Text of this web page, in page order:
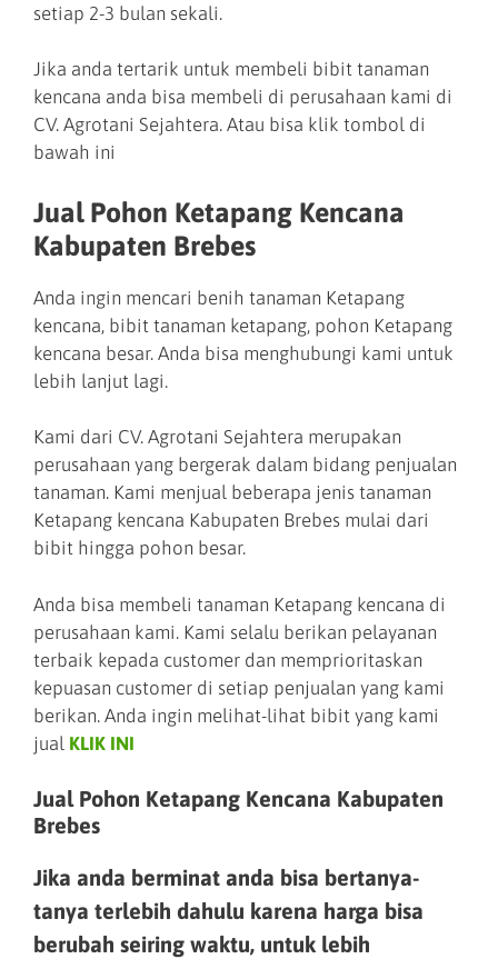
setiap 2-3 bulan sekali.
Jika anda tertarik untuk membeli bibit tanaman
kencana anda bisa membeli di perusahaan kami di
CV. Agrotani Sejahtera. Atau bisa klik tombol di
bawah ini
Jual Pohon Ketapang Kencana
Kabupaten Brebes
Anda ingin mencari benih tanaman Ketapang
kencana, bibit tanaman ketapang, pohon Ketapang
kencana besar. Anda bisa menghubungi kami untuk
lebih lanjut lagi.
Kami dari CV. Agrotani Sejahtera merupakan
perusahaan yang bergerak dalam bidang penjualan
tanaman. Kami menjual beberapa jenis tanaman
Ketapang kencana Kabupaten Brebes mulai dari
bibit hingga pohon besar.
Anda bisa membeli tanaman Ketapang kencana di
perusahaan kami. Kami selalu berikan pelayanan
terbaik kepada customer dan memprioritaskan
kepuasan customer di setiap penjualan yang kami
berikan. Anda ingin melihat-lihat bibit yang kami
jual KLIK INI
Jual Pohon Ketapang Kencana Kabupaten
Brebes
Jika anda berminat anda bisa bertanya-
tanya terlebih dahulu karena harga bisa
berubah seiring waktu, untuk lebih